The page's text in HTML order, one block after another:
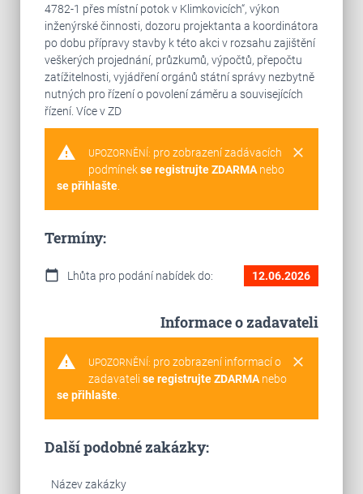
4782-1 přes místní potok v Klimkovicích“, výkon
inženýrské činnosti, dozoru projektanta a koordinátora
po dobu přípravy stavby k této akci v rozsahu zajištění
veškerých projednání, průzkumů, výpočtů, přepočtu
zatížitelnosti, vyjádření orgánů státní správy nezbytně
nutných pro řízení o povolení záměru a souvisejících
řízení. Více v ZD
warning clear
UPOZORNĚNÍ: pro zobrazení zadávacích
podmínekse registrujte ZDARMAnebo
se přihlašte.
Termíny:
calendar_today Lhůta pro podání nabídek do: 12.06.2026
Informace o zadavateli
warning clear
UPOZORNĚNÍ: pro zobrazení informací o
zadavateli se registrujte ZDARMAnebo
se přihlašte.
Další podobné zakázky:
Název zakázky